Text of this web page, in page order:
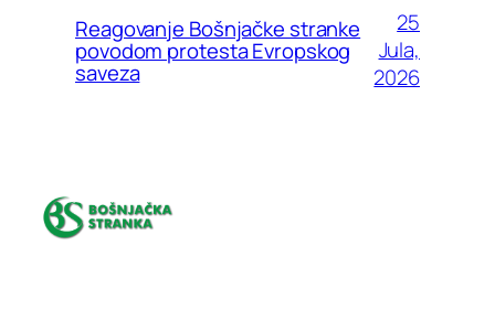
Reagovanje Bošnjačke stranke
povodom protesta Evropskog
saveza
25
Jula,
2026